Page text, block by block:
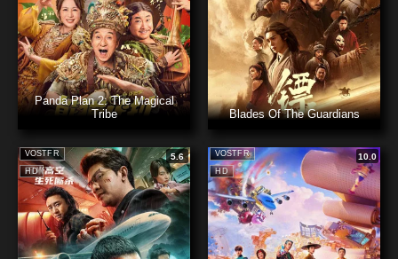
Panda Plan 2: The Magical
Tribe
Blades Of The Guardians
HD
VOSTFR 5.6
HD
VOSTFR 10.0